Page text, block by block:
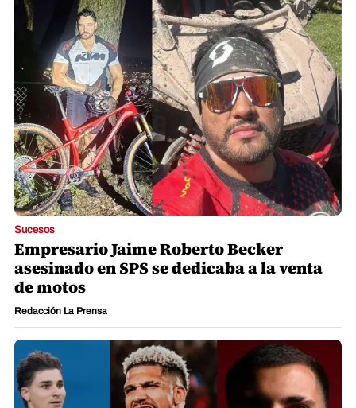
Sucesos
Empresario Jaime Roberto Becker
asesinado en SPS se dedicaba a la venta
de motos
Redacción La Prensa